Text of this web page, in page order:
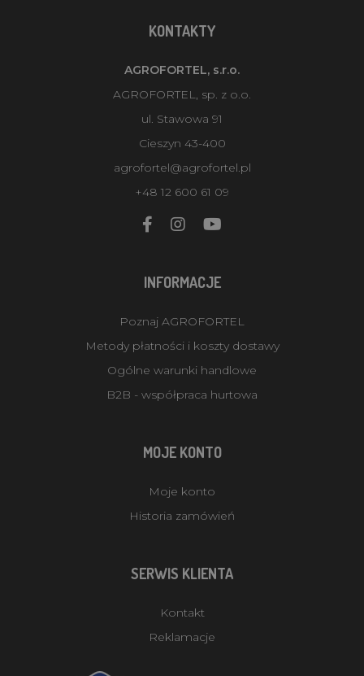
KONTAKTY
AGROFORTEL, s.r.o.
AGROFORTEL, sp. z o.o.
ul. Stawowa 91
Cieszyn 43-400
agrofortel@agrofortel.pl
+48 12 600 61 09
INFORMACJE
Poznaj AGROFORTEL
Metody płatności i koszty dostawy
Ogólne warunki handlowe
B2B - współpraca hurtowa
MOJE KONTO
Moje konto
Historia zamówień
SERWIS KLIENTA
Kontakt
Reklamacje